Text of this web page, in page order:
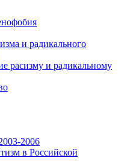
и радикального
расизму и радикальному
2006
в Российской